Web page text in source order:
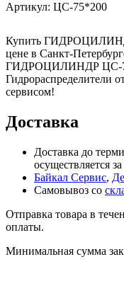
Артикул: ЦС-75*200
Купить
цене в Санкт-
ГИДРОЦИЛИНДР ЦС-
Гидрораспределители
сервисом!
Доставка
Доставка до
осуществляется
Байкал Сервис,
Самовывоз со
Отправка товара в
оплаты.
Минимальная сумма